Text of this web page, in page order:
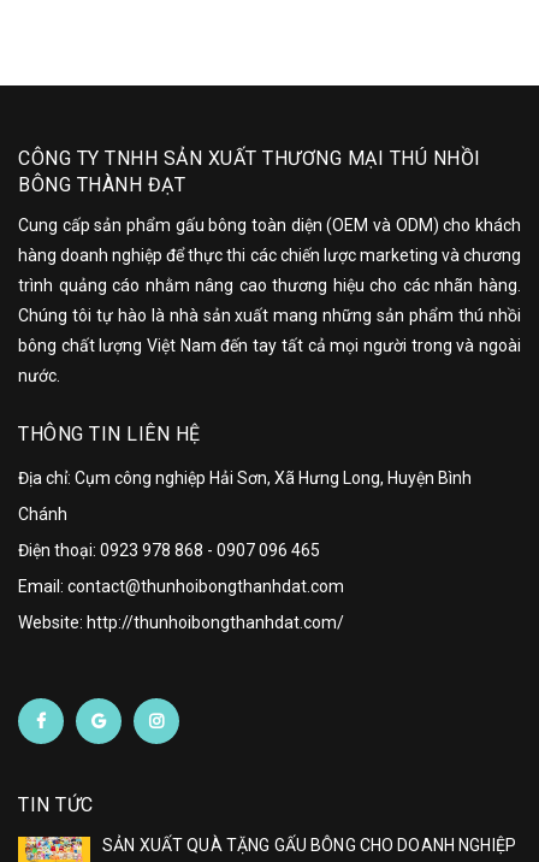
CÔNG TY TNHH SẢN XUẤT THƯƠNG MẠI THÚ NHỒI
BÔNG THÀNH ĐẠT
Cung cấp sản phẩm gấu bông toàn diện (OEM và ODM) cho khách
hàng doanh nghiệp để thực thi các chiến lược marketing và chương
trình quảng cáo nhằm nâng cao thương hiệu cho các nhãn hàng.
Chúng tôi tự hào là nhà sản xuất mang những sản phẩm thú nhồi
bông chất lượng Việt Nam đến tay tất cả mọi người trong và ngoài
nước.
THÔNG TIN LIÊN HỆ
Địa chỉ: Cụm công nghiệp Hải Sơn, Xã Hưng Long, Huyện Bình
Chánh
Điện thoại: 0923 978 868 - 0907 096 465
Email: contact@thunhoibongthanhdat.com
Website: http://thunhoibongthanhdat.com/
TIN TỨC
SẢN XUẤT QUÀ TẶNG GẤU BÔNG CHO DOANH NGHIỆP